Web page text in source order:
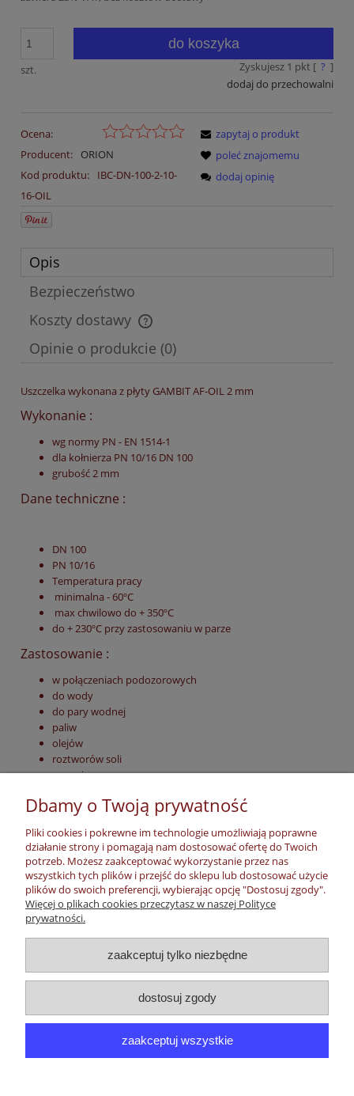
szt.
do koszyka
Zyskujesz 1 pkt [ ? ]
dodaj do przechowalni
Ocena:
Producent:
ORION
Kod produktu:
IBC-DN-100-2-10-
16-OIL
zapytaj o produkt
poleć znajomemu
dodaj opinię
Opis
Bezpieczeństwo
Koszty dostawy
Cena nie zawiera ewentualnych kosztów płatności
Opinie o produkcie (0)
Uszczelka wykonana z płyty GAMBIT AF-OIL 2 mm
Wykonanie :
wg normy PN - EN 1514-1
dla kołnierza PN 10/16 DN 100
grubość 2 mm
Dane techniczne :
DN 100
PN 10/16
Temperatura pracy
minimalna - 60ºC
max chwilowo do + 350ºC
do + 230ºC przy zastosowaniu w parze
Zastosowanie :
w połączeniach podozorowych
do wody
do pary wodnej
paliw
olejów
roztworów soli
gazu ziemnego
Wykonujemy również uszczelki z materiałów : guma , teflon , inne
rodzaje materiałów uszczelkarskich .
Zapraszamy na pozostałe nasze aukcje.
Moje konto
Płatności, dostawa, zwroty
Informacje
O nas
Dbamy o Twoją prywatność
Pliki cookies i pokrewne im technologie umożliwiają poprawne
działanie strony i pomagają nam dostosować ofertę do Twoich
potrzeb. Możesz zaakceptować wykorzystanie przez nas
wszystkich tych plików i przejść do sklepu lub dostosować użycie
plików do swoich preferencji, wybierając opcję "Dostosuj zgody".
Więcej o plikach cookies przeczytasz w naszej Polityce
prywatności.
zaakceptuj tylko niezbędne
dostosuj zgody
zaakceptuj wszystkie